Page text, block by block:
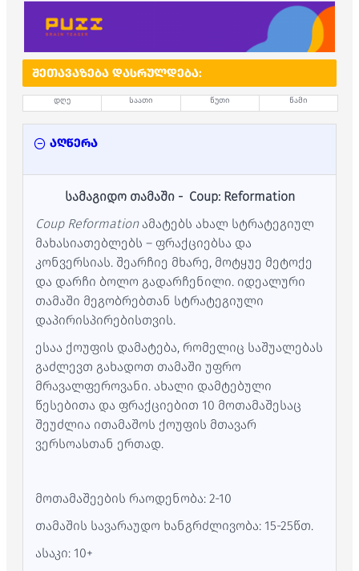
აღწერა
სამაგიდო თამაში - Coup: Reformation
Coup Reformationამატებს ახალ სტრატეგიულ
მახასიათებლებს – ფრაქციებსა და
კონვერსიას. შეარჩიე მხარე, მოტყუე მეტოქე
და დარჩი ბოლო გადარჩენილი. იდეალური
თამაში მეგობრებთან სტრატეგიული
დაპირისპირებისთვის.
ესაა ქოუფის დამატება, რომელიც საშუალებას
გაძლევთ გახადოთ თამაში უფრო
მრავალფეროვანი. ახალი დამტებული
წესებითა და ფრაქციებით 10 მოთამაშესაც
შეუძლია ითამაშოს ქოუფის მთავარ
ვერსოასთან ერთად.
მოთამაშეების რაოდენობა: 2-10
თამაშის სავარაუდო ხანგრძლივობა: 15-25წთ.
ასაკი: 10+
ᲨᲔᲗᲐᲕᲐᲖᲔᲑᲐ ᲓᲐᲡᲠᲣᲚᲓᲔᲑᲐ:
დღე საათი წუთი წამი